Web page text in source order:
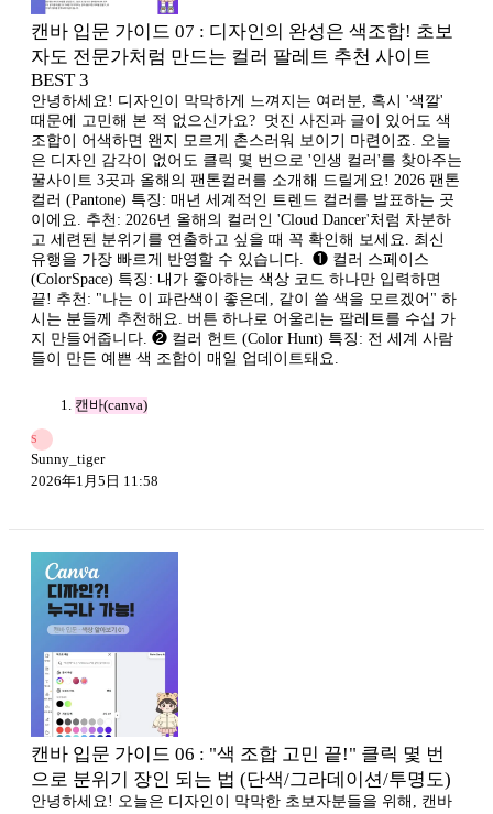
캔바 입문 가이드 07 : 디자인의 완성은 색조합! 초보
자도 전문가처럼 만드는 컬러 팔레트 추천 사이트
BEST 3
안녕하세요! 디자인이 막막하게 느껴지는 여러분, 혹시 '색깔'
때문에 고민해 본 적 없으신가요? ​ 멋진 사진과 글이 있어도 색
조합이 어색하면 왠지 모르게 촌스러워 보이기 마련이죠. 오늘
은 디자인 감각이 없어도 클릭 몇 번으로 '인생 컬러'를 찾아주는
꿀사이트 3곳과 올해의 팬톤컬러를 소개해 드릴게요! 2026 팬톤
컬러 (Pantone) 특징: 매년 세계적인 트렌드 컬러를 발표하는 곳
이에요. 추천: 2026년 올해의 컬러인 'Cloud Dancer'처럼 차분하
고 세련된 분위기를 연출하고 싶을 때 꼭 확인해 보세요. 최신
유행을 가장 빠르게 반영할 수 있습니다. ​ ❶ 컬러 스페이스
(ColorSpace) 특징: 내가 좋아하는 색상 코드 하나만 입력하면
끝! 추천: "나는 이 파란색이 좋은데, 같이 쓸 색을 모르겠어" 하
시는 분들께 추천해요. 버튼 하나로 어울리는 팔레트를 수십 가
지 만들어줍니다. ❷ 컬러 헌트 (Color Hunt) 특징: 전 세계 사람
들이 만든 예쁜 색 조합이 매일 업데이트돼요.
캔바(canva)
S
Sunny_tiger
2026年1月5日 11:58
캔바 입문 가이드 06 : "색 조합 고민 끝!" 클릭 몇 번
으로 분위기 장인 되는 법 (단색/그라데이션/투명도)
안녕하세요! 오늘은 디자인이 막막한 초보자분들을 위해, 캔바